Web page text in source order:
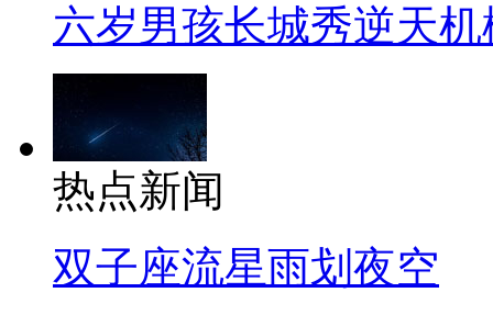
六岁男孩长城秀逆天机
热点新闻
双子座流星雨划夜空